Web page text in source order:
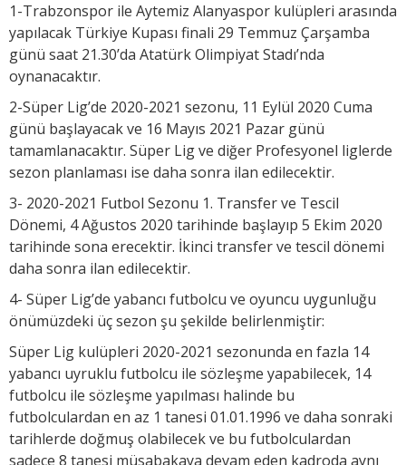
1-Trabzonspor ile Aytemiz Alanyaspor kulüpleri arasında
yapılacak Türkiye Kupası finali 29 Temmuz Çarşamba
günü saat 21.30’da Atatürk Olimpiyat Stadı’nda
oynanacaktır.
2-Süper Lig’de 2020-2021 sezonu, 11 Eylül 2020 Cuma
günü başlayacak ve 16 Mayıs 2021 Pazar günü
tamamlanacaktır. Süper Lig ve diğer Profesyonel liglerde
sezon planlaması ise daha sonra ilan edilecektir.
3- 2020-2021 Futbol Sezonu 1. Transfer ve Tescil
Dönemi, 4 Ağustos 2020 tarihinde başlayıp 5 Ekim 2020
tarihinde sona erecektir. İkinci transfer ve tescil dönemi
daha sonra ilan edilecektir.
4- Süper Lig’de yabancı futbolcu ve oyuncu uygunluğu
önümüzdeki üç sezon şu şekilde belirlenmiştir:
Süper Lig kulüpleri 2020-2021 sezonunda en fazla 14
yabancı uyruklu futbolcu ile sözleşme yapabilecek, 14
futbolcu ile sözleşme yapılması halinde bu
futbolculardan en az 1 tanesi 01.01.1996 ve daha sonraki
tarihlerde doğmuş olabilecek ve bu futbolculardan
sadece 8 tanesi müsabakaya devam eden kadroda aynı